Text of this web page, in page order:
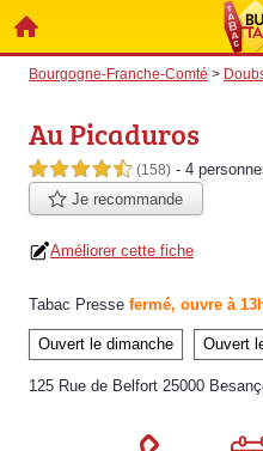
Bourgogne-Franche-Comté >
Au Picaduros
4,5 étoiles sur 5 (158) - 4
Je recommande
Améliorer cette fiche
Tabac Presse fermé, ouvre à
Ouvert le dimanche Ouvert
125 Rue de Belfort 25000